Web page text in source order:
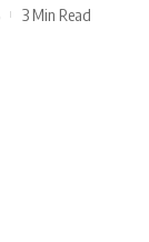
3 Min Read